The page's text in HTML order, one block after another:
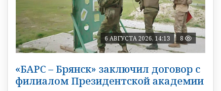
6 АВГУСТА 2026, 14:13 8
«БАРС – Брянск» заключил договор с
филиалом Президентской академии